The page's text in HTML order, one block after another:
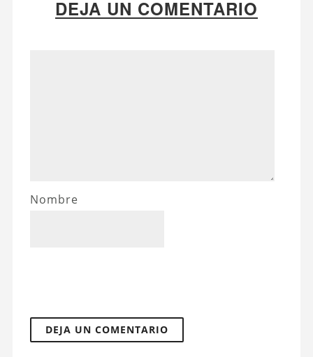
DEJA UN COMENTARIO
Nombre